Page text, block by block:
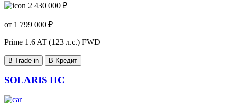
2 430 000 ₽
от 1 799 000 ₽
Prime 1.6 AT (123 л.с.) FWD
В Trade-in В Кредит
SOLARIS HC